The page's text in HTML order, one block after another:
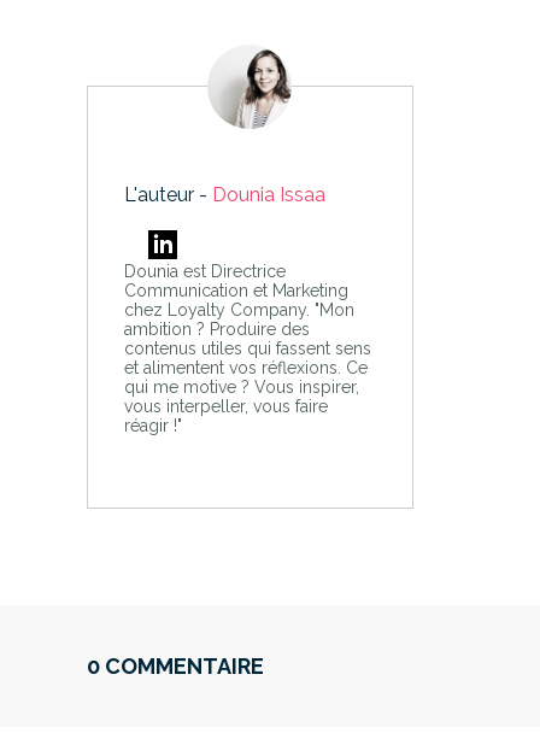
L'auteur - Dounia Issaa
Dounia est Directrice
Communication et Marketing
chez Loyalty Company. "Mon
ambition ? Produire des
contenus utiles qui fassent sens
et alimentent vos réflexions. Ce
qui me motive ? Vous inspirer,
vous interpeller, vous faire
réagir !"
0 COMMENTAIRE